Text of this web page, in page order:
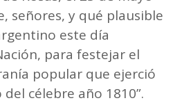
señores, y qué plausible
este día
para festejar el
popular que ejerció
célebre año 1810”.